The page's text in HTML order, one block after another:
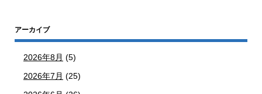
アーカイブ
2026年8月 (5)
2026年7月 (25)